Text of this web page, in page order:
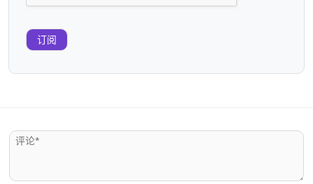
订阅